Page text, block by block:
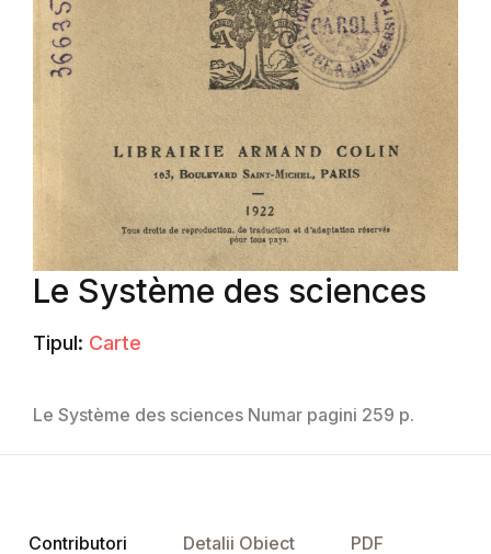
Le Système des sciences
Tipul: Carte
Le Système des sciences Numar pagini 259 p.
Contributori Detalii Obiect PDF